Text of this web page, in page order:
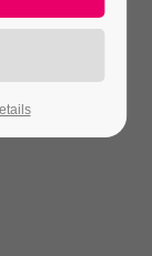
quis, sem.